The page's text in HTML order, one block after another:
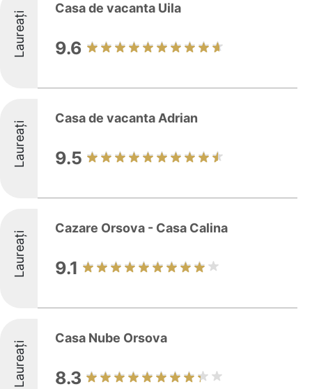
Laureați
Casa de vacanta Uila
9.6
Laureați
Casa de vacanta Adrian
9.5
Laureați
Cazare Orsova - Casa Calina
9.1
Laureați
Casa Nube Orsova
8.3